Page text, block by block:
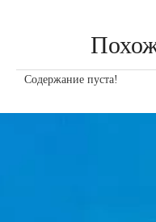
Содержание пуста!